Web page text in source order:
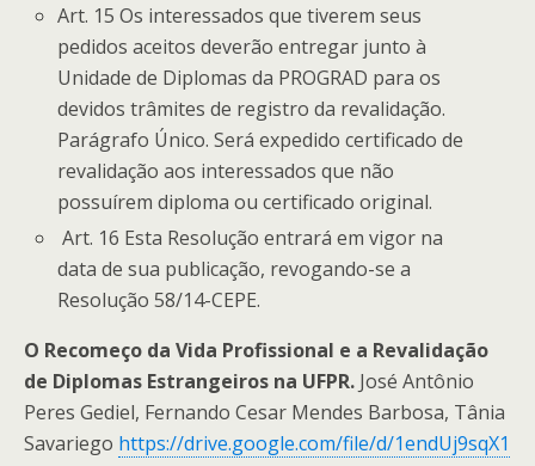
Art. 15 Os interessados que tiverem seus
pedidos aceitos deverão entregar junto à
Unidade de Diplomas da PROGRAD para os
devidos trâmites de registro da revalidação.
Parágrafo Único. Será expedido certificado de
revalidação aos interessados que não
possuírem diploma ou certificado original.
Art. 16 Esta Resolução entrará em vigor na
data de sua publicação, revogando-se a
Resolução 58/14-CEPE.
O Recomeço da Vida Profissional e a Revalidação
de Diplomas Estrangeiros na UFPR. José Antônio
Peres Gediel, Fernando Cesar Mendes Barbosa, Tânia
Savariego https://drive.google.com/file/d/1endUj9sqX1